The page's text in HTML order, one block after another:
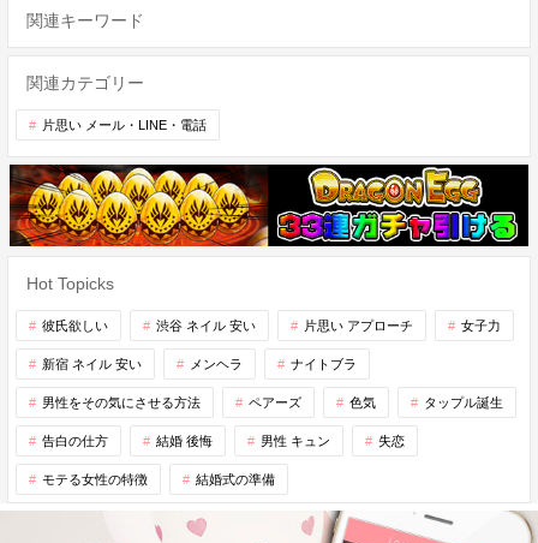
関連キーワード
関連カテゴリー
片思い メール・LINE・電話
Hot Topicks
彼氏欲しい 渋谷 ネイル 安い 片思い アプローチ 女子力
新宿 ネイル 安い メンヘラ ナイトブラ
男性をその気にさせる方法 ペアーズ 色気 タップル誕生
告白の仕方 結婚 後悔 男性 キュン 失恋
モテる女性の特徴 結婚式の準備